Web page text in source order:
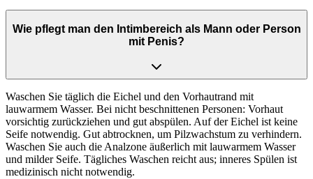
Wie pflegt man den Intimbereich als Mann oder Person
mit Penis?
Waschen Sie täglich die Eichel und den Vorhautrand mit
lauwarmem Wasser. Bei nicht beschnittenen Personen: Vorhaut
vorsichtig zurückziehen und gut abspülen. Auf der Eichel ist keine
Seife notwendig. Gut abtrocknen, um Pilzwachstum zu verhindern.
Waschen Sie auch die Analzone äußerlich mit lauwarmem Wasser
und milder Seife. Tägliches Waschen reicht aus; inneres Spülen ist
medizinisch nicht notwendig.